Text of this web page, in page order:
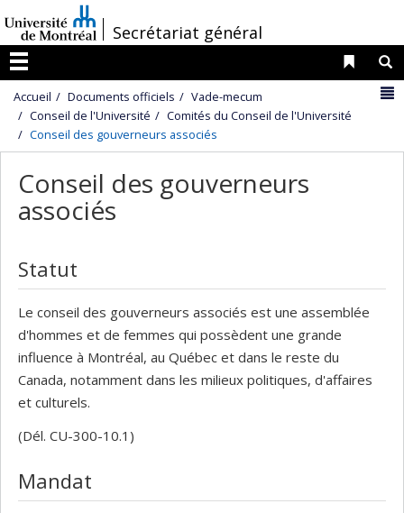
au
contenu
/
Secrétariat général
Menu
Liens
Accueil Documents officiels
Vade-mecum
Conseil de l'Université
Comités du Conseil de l'Université
Conseil des gouverneurs associés
Conseil des gouverneurs
associés
Statut
Le conseil des gouverneurs associés est une assemblée
d'hommes et de femmes qui possèdent une grande
influence à Montréal, au Québec et dans le reste du
Canada, notamment dans les milieux politiques, d'affaires
et culturels.
(Dél. CU-300-10.1)
Mandat